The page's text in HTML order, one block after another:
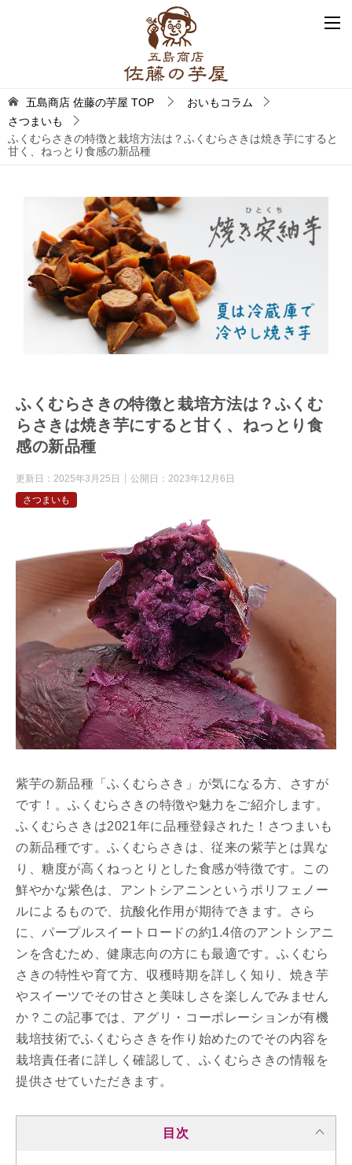
五島商店 佐藤の芋屋 TOP
おいもコラム
さつまいも
ふくむらさきの特徴と栽培方法は？ふくむらさきは焼き芋にすると
甘く、ねっとり食感の新品種
ふくむらさきの特徴と栽培方法は？ふくむ
らさきは焼き芋にすると甘く、ねっとり食
感の新品種
更新日： 2025年3月25日 公開日： 2023年12月6日
さつまいも
紫芋の新品種「ふくむらさき」が気になる方、さすが
です！。ふくむらさきの特徴や魅力をご紹介します。
ふくむらさきは2021年に品種登録された！さつまいも
の新品種です。ふくむらさきは、従来の紫芋とは異な
り、糖度が高くねっとりとした食感が特徴です。この
鮮やかな紫色は、アントシアニンというポリフェノー
ルによるもので、抗酸化作用が期待できます。さら
に、パープルスイートロードの約1.4倍のアントシアニ
ンを含むため、健康志向の方にも最適です。ふくむら
さきの特性や育て方、収穫時期を詳しく知り、焼き芋
やスイーツでその甘さと美味しさを楽しんでみません
か？この記事では、アグリ・コーポレーションが有機
栽培技術でふくむらさきを作り始めたのでその内容を
栽培責任者に詳しく確認して、ふくむらさきの情報を
提供させていただきます。
目次